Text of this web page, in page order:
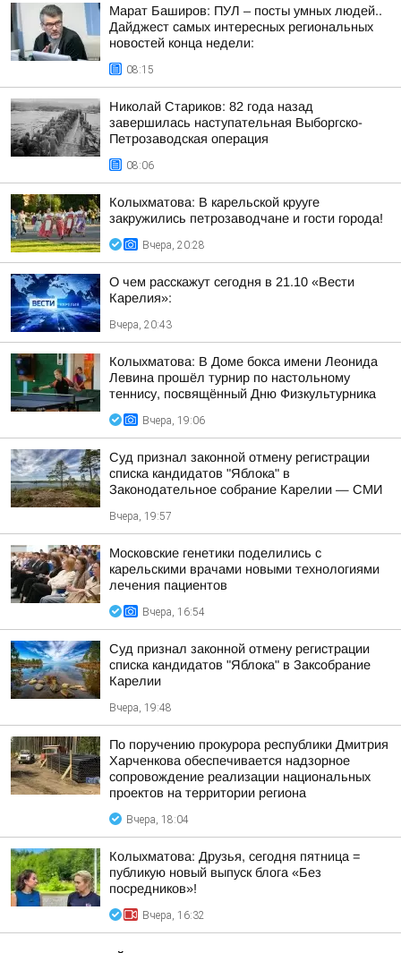
Марат Баширов: ПУЛ – посты умных людей..
Дайджест самых интересных региональных
новостей конца недели:
08:15
Николай Стариков: 82 года назад
завершилась наступательная Выборгско-
Петрозаводская операция
08:06
Колыхматова: В карельской крууге
закружились петрозаводчане и гости города!
Вчера, 20:28
О чем расскажут сегодня в 21.10 «Вести
Карелия»:
Вчера, 20:43
Колыхматова: В Доме бокса имени Леонида
Левина прошёл турнир по настольному
теннису, посвящённый Дню Физкультурника
Вчера, 19:06
Суд признал законной отмену регистрации
списка кандидатов "Яблока" в
Законодательное собрание Карелии — СМИ
Вчера, 19:57
Московские генетики поделились с
карельскими врачами новыми технологиями
лечения пациентов
Вчера, 16:54
Суд признал законной отмену регистрации
списка кандидатов "Яблока" в Заксобрание
Карелии
Вчера, 19:48
По поручению прокурора республики Дмитрия
Харченкова обеспечивается надзорное
сопровождение реализации национальных
проектов на территории региона
Вчера, 18:04
Колыхматова: Друзья, сегодня пятница =
публикую новый выпуск блога «Без
посредников»!
Вчера, 16:32